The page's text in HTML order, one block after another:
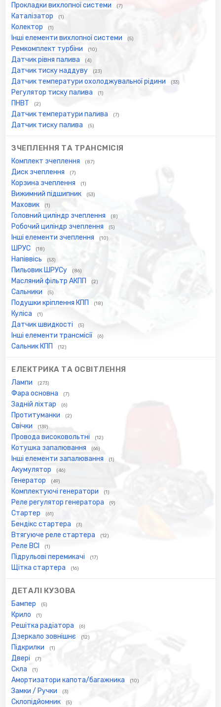
Прокладки вихлопної системи (7)
Каталізатор (1)
Колектор (1)
Інші елементи вихлопної системи (5)
Ремкомплект турбіни (10)
Датчик рівня палива (4)
Датчик тиску наддуву (23)
Датчик температури охолоджувальної рідини (33)
Регулятор тиску палива (1)
ПНВТ (2)
Датчик температури палива (7)
Датчик тиску палива (5)
ЗЧЕПЛЕННЯ ТА ТРАНСМІСІЯ
Комплект зчеплення (87)
Диск зчеплення (7)
Корзина зчеплення (1)
Вижимний підшипник (53)
Маховик (1)
Головний циліндр зчеплення (8)
Робочий циліндр зчеплення (5)
Інші елементи зчеплення (10)
ШРУС (18)
Напіввісь (53)
Пильовик ШРУСу (86)
Масляний фільтр АКПП (2)
Сальники (5)
Подушки кріплення КПП (18)
Куліса (1)
Датчик швидкості (5)
Інші елементи трансмісії (6)
Сальник КПП (12)
ЕЛЕКТРИКА ТА ОСВІТЛЕННЯ
Лампи (273)
Фара основна (7)
Задній ліхтар (6)
Протитуманки (2)
Свічки (139)
Провода високовольтні (12)
Котушка запалювання (66)
Інші елементи запалювання (1)
Акумулятор (46)
Генератор (49)
Комплектуючі генератори (1)
Реле регулятор генератора (9)
Стартер (61)
Бендікс стартера (3)
Втягуюче реле стартера (12)
Реле ВСІ (1)
Підрульові перемикачі (17)
Щітка стартера (16)
ДЕТАЛІ КУЗОВА
Бампер (5)
Крило (1)
Решітка радіатора (6)
Дзеркало зовнішнє (12)
Підкрилки (1)
Двері (7)
Скла (1)
Амортизатори капота/багажника (10)
Замки / Ручки (3)
Склопідйомник (5)